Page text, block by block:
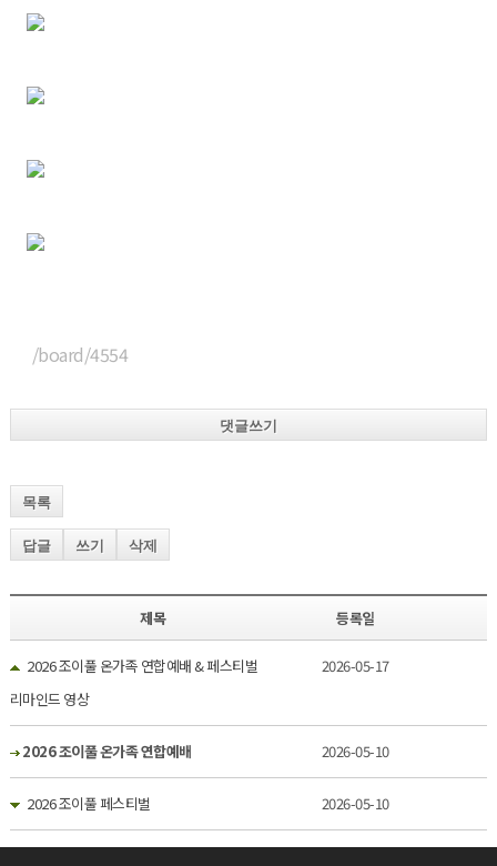
/board/4554
댓글쓰기
목록
답글 쓰기 삭제
제목 등록일
2026 조이풀 온가족 연합예배 & 페스티벌
리마인드 영상
2026-05-17
2026 조이풀 온가족 연합예배 2026-05-10
2026 조이풀 페스티벌 2026-05-10